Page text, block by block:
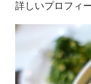
詳しいプロフィ